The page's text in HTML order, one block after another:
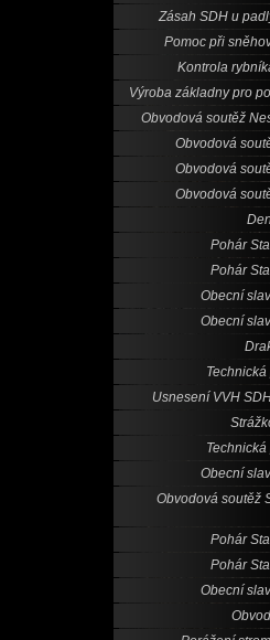
Zásah SDH u
Pomoc při
Kontrola
Výroba základny pro
Obvodová soutěž
Obvodová
Obvodová
Obvodová
Pohár
Pohár
Obecní
Obecní
Usnesení VVH
Obecní
Obvodová soutěž
Pohár
Pohár
Obecní